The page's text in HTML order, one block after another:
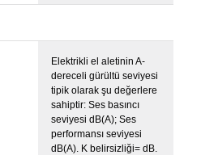
Elektrikli el aletinin A-
dereceli gürültü seviyesi
tipik olarak şu değerlere
sahiptir: Ses basıncı
seviyesi dB(A); Ses
performansı seviyesi
dB(A). K belirsizliği= dB.